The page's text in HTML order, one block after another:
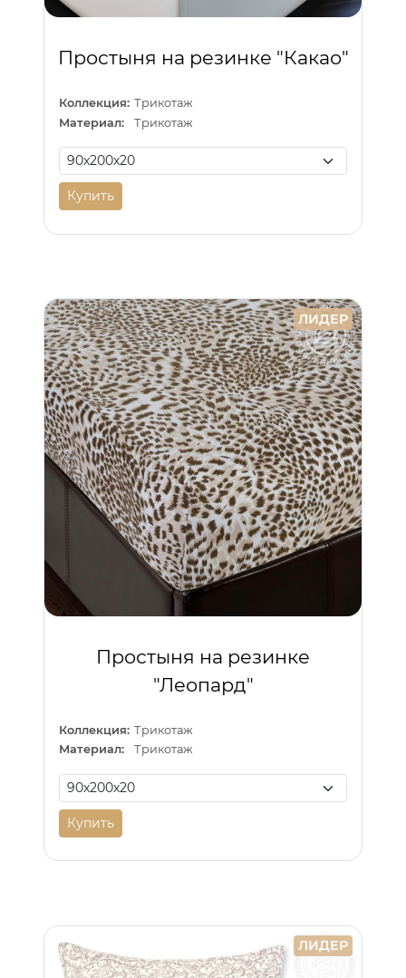
Простыня на резинке "Какао"
Коллекция: Трикотаж
Материал:
Трикотаж
Купить
ЛИДЕР
Простыня на резинке
"Леопард"
Коллекция: Трикотаж
Материал:
Трикотаж
Купить
ЛИДЕР